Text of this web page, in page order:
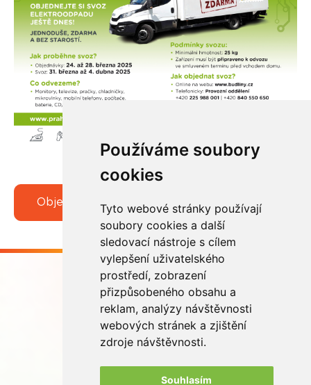
Používáme soubory
cookies
Tyto webové stránky používají
soubory cookies a další
sledovací nástroje s cílem
vylepšení uživatelského
prostředí, zobrazení
přizpůsobeného obsahu a
reklam, analýzy návštěvnosti
webových stránek a zjištění
zdroje návštěvnosti.
Souhlasím
Objednat svoz
Buďme ve spojení